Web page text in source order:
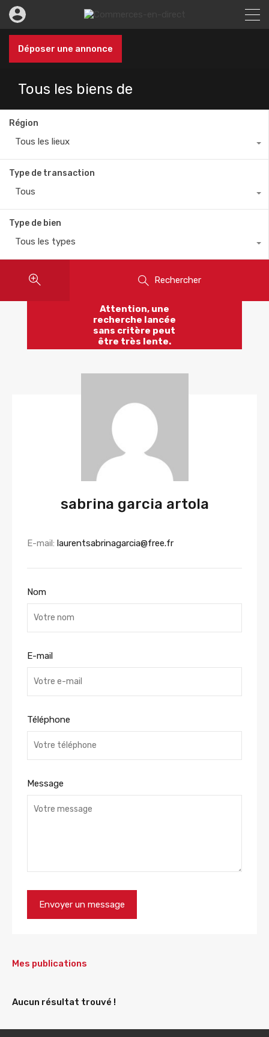
Déposer une annonce
Tous les biens de
Région
Tous les lieux
Type de transaction
Tous
Type de bien
Tous les types
Rechercher
Attention, une
recherche lancée
sans critère peut
être très lente.
sabrina garcia artola
E-mail: laurentsabrinagarcia@free.fr
Nom
E-mail
Téléphone
Message
Mes publications
Aucun résultat trouvé !